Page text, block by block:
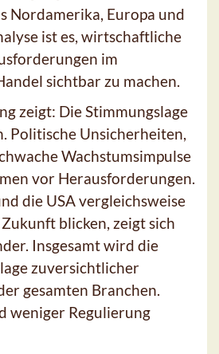
Nordamerika, Europa und
ist es, wirtschaftliche
im
sichtbar zu machen.
zeigt: Die Stimmungslage
Politische Unsicherheiten,
Wachstumsimpulse
vor Herausforderungen.
die USA vergleichsweise
blicken, zeigt sich
Insgesamt wird die
zuversichtlicher
gesamten Branchen.
weniger Regulierung